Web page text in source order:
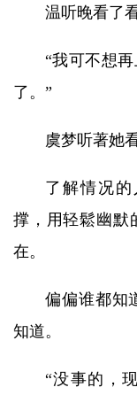
温听晚看了
“我可不想
了。”
虞梦听著她
了解情况
撑，用轻鬆幽默
在。
偏偏谁都知
知道。
“没事的，